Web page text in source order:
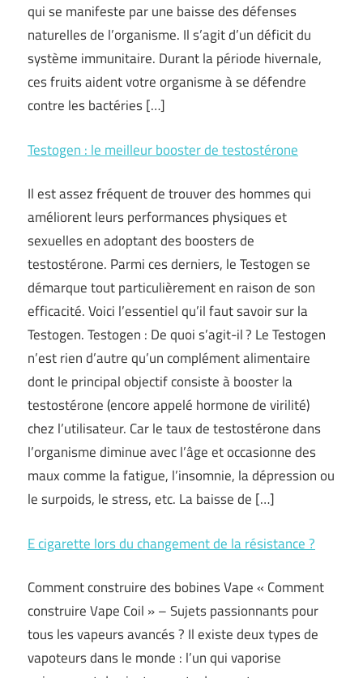
qui se manifeste par une baisse des défenses
naturelles de l’organisme. Il s’agit d’un déficit du
système immunitaire. Durant la période hivernale,
ces fruits aident votre organisme à se défendre
contre les bactéries […]
Testogen : le meilleur booster de testostérone
Il est assez fréquent de trouver des hommes qui
améliorent leurs performances physiques et
sexuelles en adoptant des boosters de
testostérone. Parmi ces derniers, le Testogen se
démarque tout particulièrement en raison de son
efficacité. Voici l’essentiel qu’il faut savoir sur la
Testogen. Testogen : De quoi s’agit-il ? Le Testogen
n’est rien d’autre qu’un complément alimentaire
dont le principal objectif consiste à booster la
testostérone (encore appelé hormone de virilité)
chez l’utilisateur. Car le taux de testostérone dans
l’organisme diminue avec l’âge et occasionne des
maux comme la fatigue, l’insomnie, la dépression ou
le surpoids, le stress, etc. La baisse de […]
E cigarette lors du changement de la résistance ?
Comment construire des bobines Vape « Comment
construire Vape Coil » – Sujets passionnants pour
tous les vapeurs avancés ? Il existe deux types de
vapoteurs dans le monde : l’un qui vaporise